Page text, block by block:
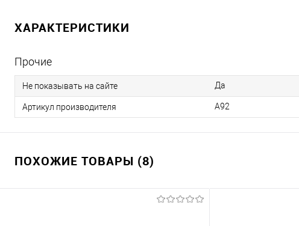
ХАРАКТЕРИСТИКИ
Прочие
Не показывать на сайте Да
Артикул производителя A92
ПОХОЖИЕ ТОВАРЫ (8)